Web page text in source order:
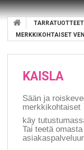
TARRATUOTTEET
MERKKIKOHTAISET
KAISLA
Sään ja
käy
Tai teetä